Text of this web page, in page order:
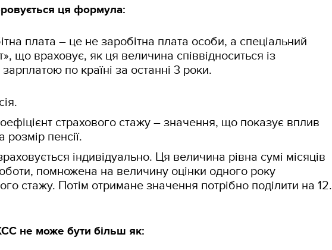
ця формула:
плата – це не заробітна плата особи, а спеціальний
що враховує, як ця величина співвідноситься із
по країні за останні 3 роки.
страхового стажу – значення, що показує вплив
розмір пенсії.
індивідуально. Ця величина рівна сумі місяців
помножена на величину оцінки одного року
стажу. Потім отримане значення потрібно поділити на 12.
не може бути більш як: